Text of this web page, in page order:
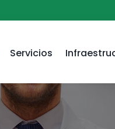
Servicios